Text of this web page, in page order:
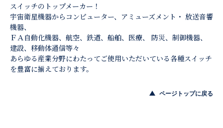
スイッチのトップメーカー！
宇宙衛星機器からコンピューター、アミューズメント・ 放送音響
機器、
ＦＡ自動化機器、航空、鉄道、船舶、医療、 防災、制御機器、
建設、移動体通信等々
あらゆる産業分野にわたってご使用いただいている各種スイッチ
を豊富に揃えております。
ページトップに戻る